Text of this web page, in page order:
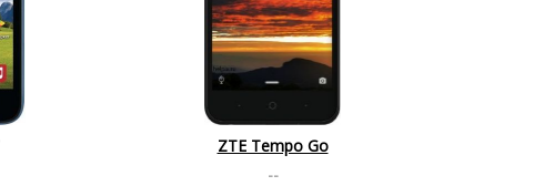
ZTE Tempo Go
--